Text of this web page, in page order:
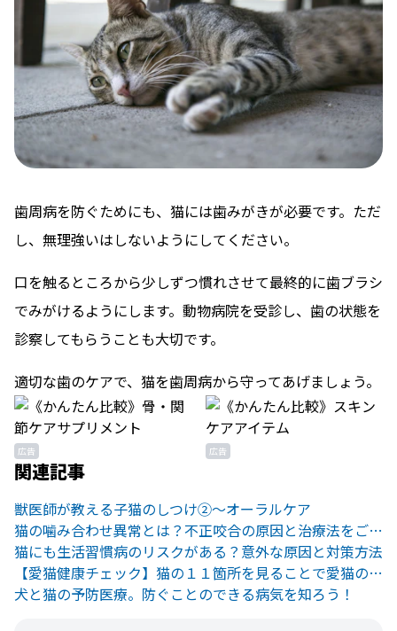
歯周病を防ぐためにも、猫には歯みがきが必要です。ただ
し、無理強いはしないようにしてください。
口を触るところから少しずつ慣れさせて最終的に歯ブラシ
でみがけるようにします。動物病院を受診し、歯の状態を
診察してもらうことも大切です。
適切な歯のケアで、猫を歯周病から守ってあげましょう。
広告 広告
関連記事
獣医師が教える子猫のしつけ②〜オーラルケア
猫の噛み合わせ異常とは？不正咬合の原因と治療法をご紹介
猫にも生活習慣病のリスクがある？意外な原因と対策方法
【愛猫健康チェック】猫の１１箇所を見ることで愛猫の健康状態がわかる
犬と猫の予防医療。防ぐことのできる病気を知ろう！